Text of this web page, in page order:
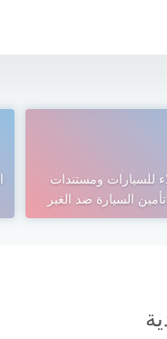
للسيارات ومستندات
السيارة ضد الغير